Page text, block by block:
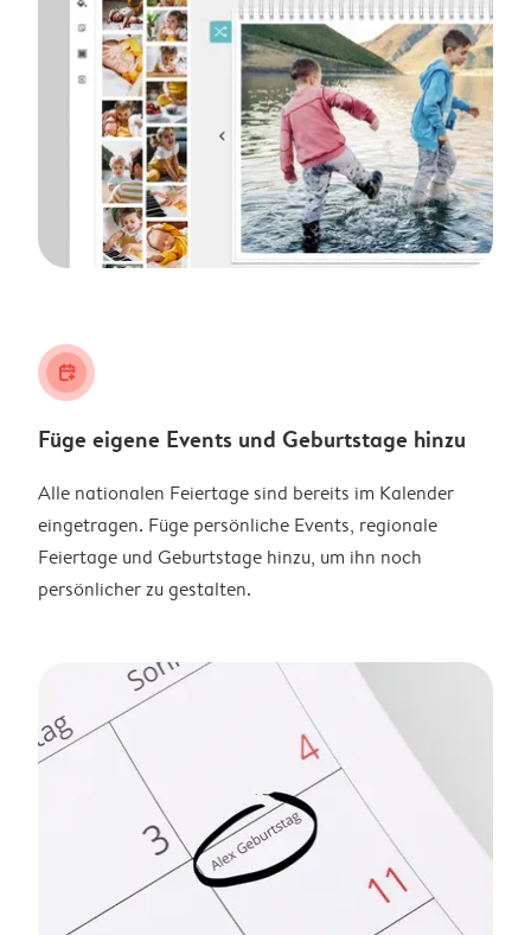
calendar_plus
Füge eigene Events und Geburtstage hinzu
Alle nationalen Feiertage sind bereits im Kalender
eingetragen. Füge persönliche Events, regionale
Feiertage und Geburtstage hinzu, um ihn noch
persönlicher zu gestalten.